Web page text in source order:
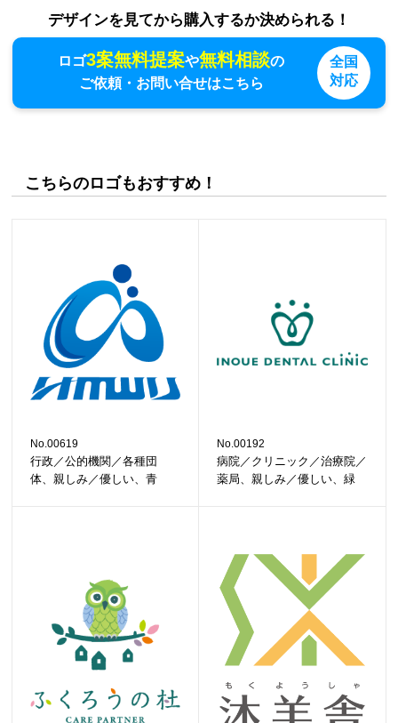
デザインを見てから購入するか決められる！
ロゴ3案無料提案や無料相談の
ご依頼・お問い合せはこちら
全国
対応
こちらのロゴもおすすめ！
No.00619
行政／公的機関／各種団
体、親しみ／優しい、青
No.00192
病院／クリニック／治療院／
薬局、親しみ／優しい、緑